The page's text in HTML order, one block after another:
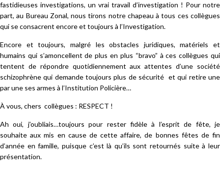
fastidieuses investigations, un vrai travail d’investigation ! Pour notre
part, au Bureau Zonal, nous tirons notre chapeau à tous ces collègues
qui se consacrent encore et toujours à l’Investigation.
Encore et toujours, malgré les obstacles juridiques, matériels et
humains qui s’amoncellent de plus en plus “bravo” à ces collègues qui
tentent de répondre quotidiennement aux attentes d’une société
schizophrène qui demande toujours plus de sécurité et qui retire une
par une ses armes à l’Institution Policière…
À vous, chers collègues : RESPECT !
Ah oui, j’oubliais…toujours pour rester fidèle à l’esprit de fête, je
souhaite aux mis en cause de cette affaire, de bonnes fêtes de fin
d’année en famille, puisque c’est là qu’ils sont retournés suite à leur
présentation.